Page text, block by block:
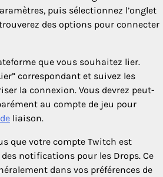
puis sélectionnez l’onglet
des options pour connecter
que vous souhaitez lier.
correspondant et suivez les
la connexion. Vous devrez peut-
au compte de jeu pour
liaison.
que votre compte Twitch est
notifications pour les Drops. Ce
dans vos préférences de